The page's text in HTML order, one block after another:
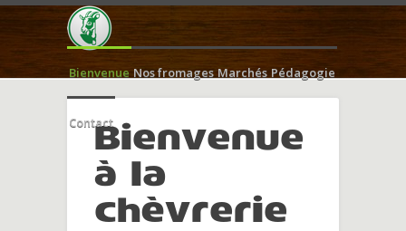
Bienvenue Nos fromages Marchés Pédagogie
ContactBienvenue
à la
chèvrerie